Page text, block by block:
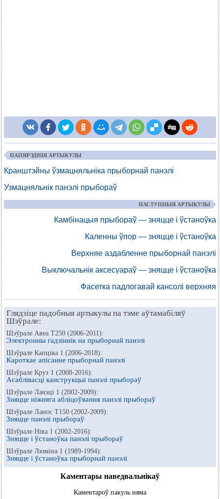
ПАПЯРЭДНІЯ АРТЫКУЛЫ
Кранштэйны ўзмацняльніка прыборнай панэлі
Узмацняльнік панэлі прыбораў
НАСТУПНЫЯ АРТЫКУЛЫ
Камбінацыя прыбораў — зняцце і ўстаноўка
Каленны ўпор — зняцце і ўстаноўка
Верхняе аздабленне прыборнай панэлі
Выключальнік аксесуараў — зняцце і ўстаноўка
Фасетка падлогавай кансолі верхняя
Глядзіце падобныя артыкулы па тэме аўтамабіляў
Шэўрале:
Шэўрале Авеа Т250 (2006-2011):
Электронны гадзіннік на прыборнай панэлі
Шэўрале Капціва 1 (2006-2018):
Кароткае апісанне прыборнай панэлі
Шэўрале Круз 1 (2008-2016):
Асаблівасці канструкцыі панэлі прыбораў
Шэўрале Лачэці 1 (2002-2009):
Зняцце ніжняга абліцоўвання панэлі прыбораў
Шэўрале Ланос Т150 (2002-2009):
Зняцце панэлі прыбораў
Шэўрале Ніва 1 (2002-2016):
Зняцце і ўстаноўка панэлі прыбораў
Шэўрале Люміна 1 (1989-1994):
Зняцце і ўстаноўка прыборнай панэлі
Каментары наведвальнікаў
Каментароў пакуль няма